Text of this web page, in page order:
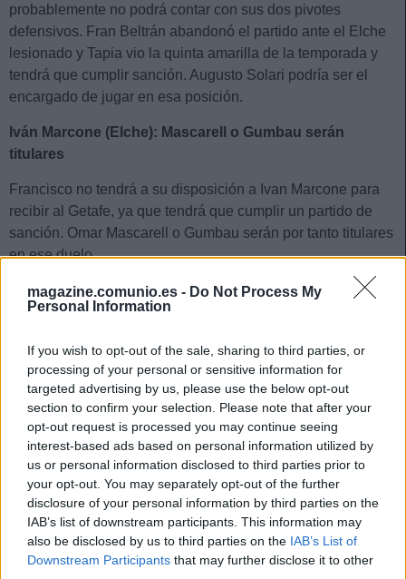
magazine.comunio.es - Do Not Process My
Personal Information
If you wish to opt-out of the sale, sharing to third parties, or
processing of your personal or sensitive information for
targeted advertising by us, please use the below opt-out
section to confirm your selection. Please note that after your
opt-out request is processed you may continue seeing
interest-based ads based on personal information utilized by
us or personal information disclosed to third parties prior to
your opt-out. You may separately opt-out of the further
disclosure of your personal information by third parties on the
IAB’s list of downstream participants. This information may
also be disclosed by us to third parties on the IAB’s List of
Downstream Participants that may further disclose it to other
probablemente no podrá contar con sus dos pivotes
defensivos. Fran Beltrán abandonó el partido ante el Elche
lesionado y Tapia vio la quinta amarilla de la temporada y
tendrá que cumplir sanción. Augusto Solari podría ser el
encargado de jugar en esa posición.
Iván Marcone (Elche): Mascarell o Gumbau serán
titulares
Francisco no tendrá a su disposición a Ivan Marcone para
recibir al Getafe, ya que tendrá que cumplir un partido de
sanción. Omar Mascarell o Gumbau serán por tanto titulares
en ese duelo.
Raúl de Tomás (Espanyol): tres opciones para un
puesto
El Espanyol despedirá la temporada sin la presencia de su
gran goleador, Raúl de Tomás. El delantero se perderá el
último compromiso del curso por sanción y tres son los
jugadores que pueden suplir su ausencia en el once perico:
Dimata, Loren y Wu Lei. El delantero chino es quien más
oportunidades ha tenido en los últimos tiempos y tiene algo
de ventaja con sus competidores.
Mathías Olivera (Getafe): ¿turno para Jankto?
El Getafe consiguió la salvación matemática contra el
Barcelona y afrontará la jornada 38 sin nada en juego. Para